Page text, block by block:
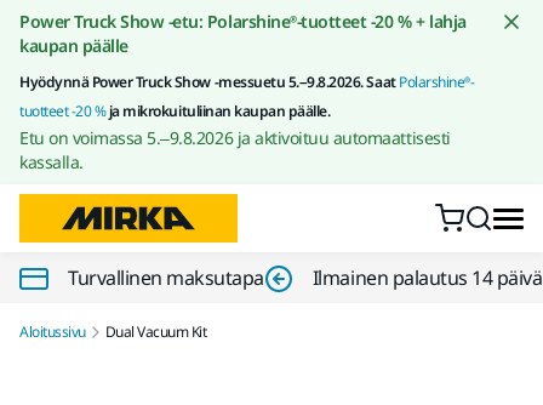
Siirry sisältöön
Power Truck Show -etu: Polarshine®-tuotteet -20 % + lahja
kaupan päälle
Hyödynnä Power Truck Show -messuetu 5.–9.8.2026. SaatPolarshine®-
tuotteet -20 %ja mikrokuituliinan kaupan päälle.
Etu on voimassa 5.–9.8.2026 ja aktivoituu automaattisesti
kassalla.
Turvallinen maksutapa Ilmainen palautus 14
Aloitussivu Dual Vacuum Kit